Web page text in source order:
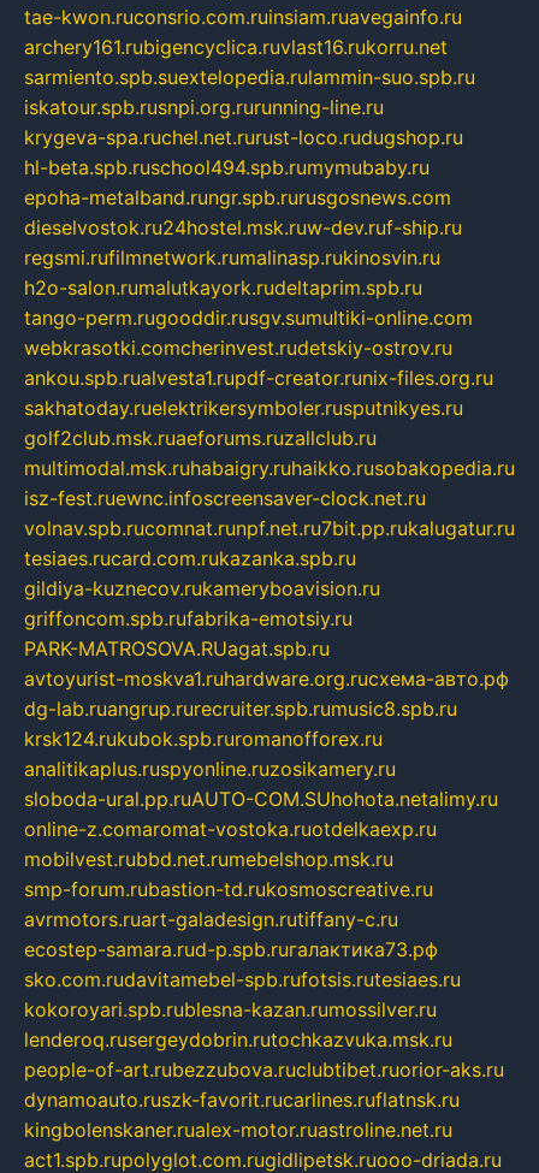
tae-kwon.ruconsrio.com.ruinsiam.ruavegainfo.ru
archery161.rubigencyclica.ruvlast16.rukorru.net
sarmiento.spb.suextelopedia.rulammin-suo.spb.ru
iskatour.spb.rusnpi.org.rurunning-line.ru
krygeva-spa.ruchel.net.rurust-loco.rudugshop.ru
hl-beta.spb.ruschool494.spb.rumymubaby.ru
epoha-metalband.rungr.spb.rurusgosnews.com
dieselvostok.ru24hostel.msk.ruw-dev.ruf-ship.ru
regsmi.rufilmnetwork.rumalinasp.rukinosvin.ru
h2o-salon.rumalutkayork.rudeltaprim.spb.ru
tango-perm.rugooddir.rusgv.sumultiki-online.com
webkrasotki.comcherinvest.rudetskiy-ostrov.ru
ankou.spb.rualvesta1.rupdf-creator.runix-files.org.ru
sakhatoday.ruelektrikersymboler.rusputnikyes.ru
golf2club.msk.ruaeforums.ruzallclub.ru
multimodal.msk.ruhabaigry.ruhaikko.rusobakopedia.ru
isz-fest.ruewnc.infoscreensaver-clock.net.ru
volnav.spb.rucomnat.runpf.net.ru7bit.pp.rukalugatur.ru
tesiaes.rucard.com.rukazanka.spb.ru
gildiya-kuznecov.rukameryboavision.ru
griffoncom.spb.rufabrika-emotsiy.ru
PARK-MATROSOVA.RUagat.spb.ru
avtoyurist-moskva1.ruhardware.org.ruсхема-авто.рф
dg-lab.ruangrup.rurecruiter.spb.rumusic8.spb.ru
krsk124.rukubok.spb.ruromanofforex.ru
analitikaplus.ruspyonline.ruzosikamery.ru
sloboda-ural.pp.ruAUTO-COM.SUhohota.netalimy.ru
online-z.comaromat-vostoka.ruotdelkaexp.ru
mobilvest.rubbd.net.rumebelshop.msk.ru
smp-forum.rubastion-td.rukosmoscreative.ru
avrmotors.ruart-galadesign.rutiffany-c.ru
ecostep-samara.rud-p.spb.ruгалактика73.рф
sko.com.rudavitamebel-spb.rufotsis.rutesiaes.ru
kokoroyari.spb.rublesna-kazan.rumossilver.ru
lenderoq.rusergeydobrin.rutochkazvuka.msk.ru
people-of-art.rubezzubova.ruclubtibet.ruorior-aks.ru
dynamoauto.ruszk-favorit.rucarlines.ruflatnsk.ru
kingbolenskaner.rualex-motor.ruastroline.net.ru
act1.spb.rupolyglot.com.rugidlipetsk.ruooo-driada.ru